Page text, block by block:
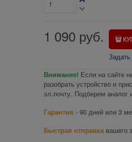
1 090 руб.
Внимание! Если на сайте
разобрать устройство и
эл.почту. Подберем аналог
Гарантия - 90 дней или 3
Быстрая отправкавашего